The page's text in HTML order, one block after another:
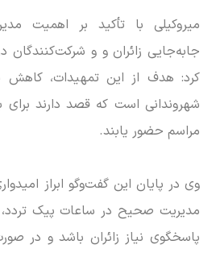
میروکیلی با تأکید بر اهمیت
جابه‌جایی زائران و و شرکت‌کنندگان
کرد: هدف از این تمهیدات، کاهش
شهروندانی است که قصد دارند برای
مراسم حضور یابند.
وی در پایان این گفت‌و‌گو ابراز
مدیریت صحیح در ساعات پیک تردد،
پاسخگوی نیاز زائران باشد و در